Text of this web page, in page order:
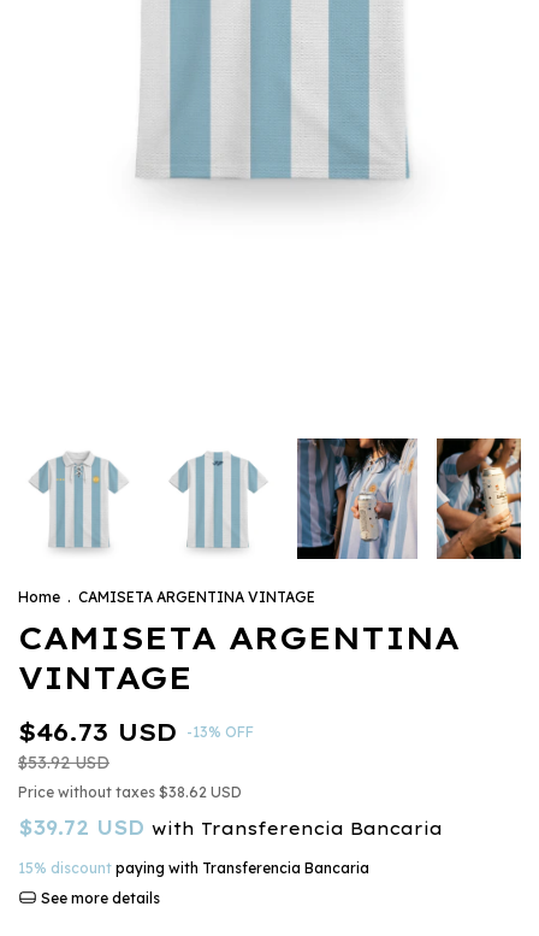
Home . CAMISETA ARGENTINA VINTAGE
CAMISETA ARGENTINA
VINTAGE
$46.73 USD -13% OFF
$53.92 USD
Price without taxes $38.62 USD
$39.72 USD with Transferencia Bancaria
15% discount paying with Transferencia Bancaria
See more details